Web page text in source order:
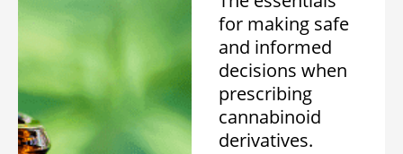
for making safe
and informed
decisions when
prescribing
cannabinoid
derivatives.